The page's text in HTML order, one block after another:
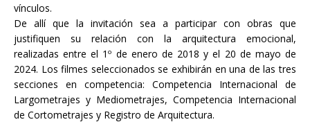
vínculos.
De allí que la invitación sea a participar con obras que
justifiquen su relación con la arquitectura emocional,
realizadas entre el 1º de enero de 2018 y el 20 de mayo de
2024. Los filmes seleccionados se exhibirán en una de las tres
secciones en competencia: Competencia Internacional de
Largometrajes y Mediometrajes, Competencia Internacional
de Cortometrajes y Registro de Arquitectura.